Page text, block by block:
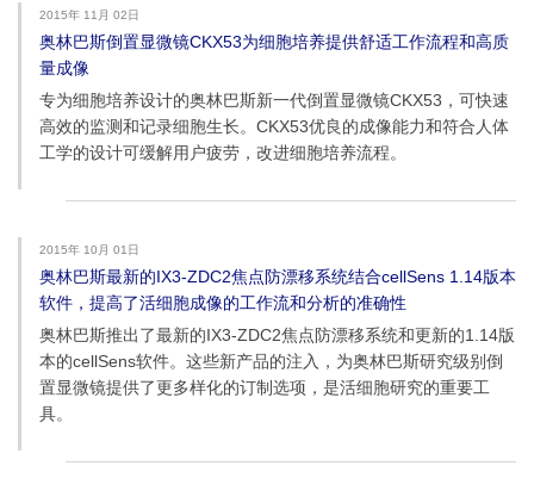
2015年 11月 02日
奥林巴斯倒置显微镜CKX53为细胞培养提供舒适工作流程和高质
量成像
专为细胞培养设计的奥林巴斯新一代倒置显微镜CKX53，可快速
高效的监测和记录细胞生长。CKX53优良的成像能力和符合人体
工学的设计可缓解用户疲劳，改进细胞培养流程。
2015年 10月 01日
奥林巴斯最新的IX3-ZDC2焦点防漂移系统结合cellSens 1.14版本
软件，提高了活细胞成像的工作流和分析的准确性
奥林巴斯推出了最新的IX3-ZDC2焦点防漂移系统和更新的1.14版
本的cellSens软件。这些新产品的注入，为奥林巴斯研究级别倒
置显微镜提供了更多样化的订制选项，是活细胞研究的重要工
具。